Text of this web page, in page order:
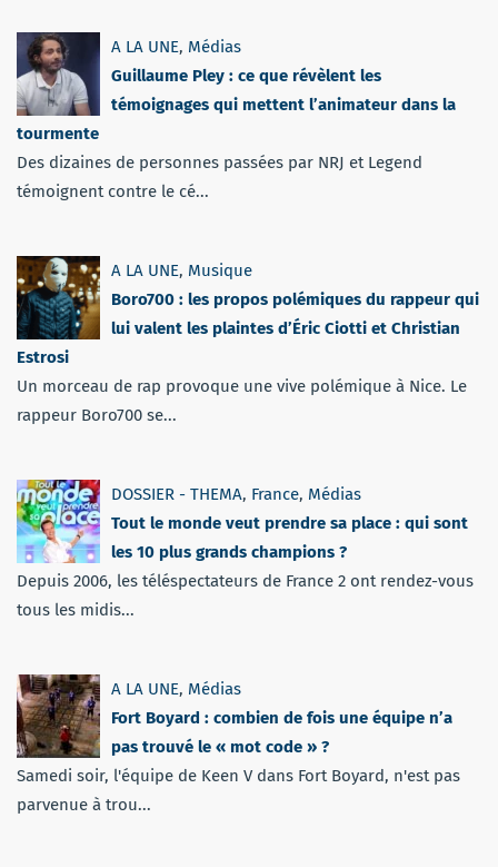
A LA UNE, Médias
Guillaume Pley : ce que révèlent les
témoignages qui mettent l’animateur dans la
tourmente
Des dizaines de personnes passées par NRJ et Legend
témoignent contre le cé...
A LA UNE, Musique
Boro700 : les propos polémiques du rappeur qui
lui valent les plaintes d’Éric Ciotti et Christian
Estrosi
Un morceau de rap provoque une vive polémique à Nice. Le
rappeur Boro700 se...
DOSSIER - THEMA, France, Médias
Tout le monde veut prendre sa place : qui sont
les 10 plus grands champions ?
Depuis 2006, les téléspectateurs de France 2 ont rendez-vous
tous les midis...
A LA UNE, Médias
Fort Boyard : combien de fois une équipe n’a
pas trouvé le « mot code » ?
Samedi soir, l'équipe de Keen V dans Fort Boyard, n'est pas
parvenue à trou...